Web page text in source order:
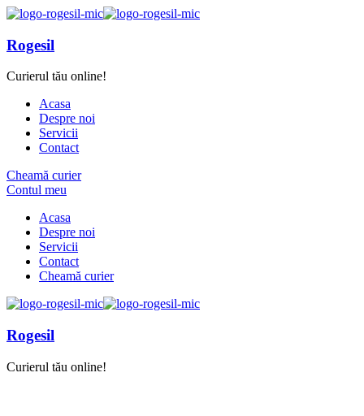
Rogesil
Curierul tău online!
Acasa
Despre noi
Servicii
Contact
Cheamă curier
Contul meu
Acasa
Despre noi
Servicii
Contact
Cheamă curier
Rogesil
Curierul tău online!